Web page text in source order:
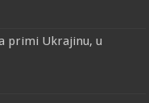
primi Ukrajinu, u